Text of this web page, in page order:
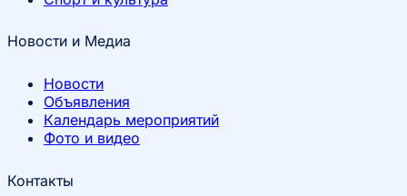
Новости и Медиа
Новости
Объявления
Календарь мероприятий
Фото и видео
Контакты